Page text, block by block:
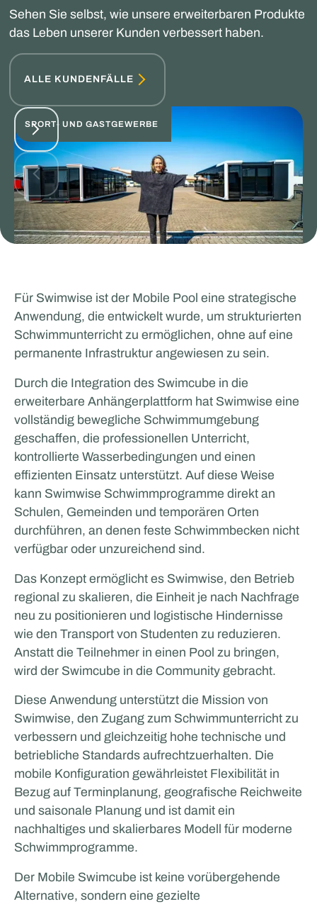
Sehen Sie selbst, wie unsere erweiterbaren Produkte
das Leben unserer Kunden verbessert haben.
ALLE KUNDENFÄLLE
SPORT- UND GASTGEWERBE
Glenn van Straalen
MOBILES ARBEITEN UND LERNEN
Odoo
VERANSTALTUNGEN UND ROADSHOW
Master XP
Für Swimwise ist der Mobile Pool eine strategische
Anwendung, die entwickelt wurde, um strukturierten
Schwimmunterricht zu ermöglichen, ohne auf eine
permanente Infrastruktur angewiesen zu sein.
Durch die Integration des Swimcube in die
erweiterbare Anhängerplattform hat Swimwise eine
vollständig bewegliche Schwimmumgebung
geschaffen, die professionellen Unterricht,
kontrollierte Wasserbedingungen und einen
effizienten Einsatz unterstützt. Auf diese Weise
kann Swimwise Schwimmprogramme direkt an
Schulen, Gemeinden und temporären Orten
durchführen, an denen feste Schwimmbecken nicht
verfügbar oder unzureichend sind.
Das Konzept ermöglicht es Swimwise, den Betrieb
regional zu skalieren, die Einheit je nach Nachfrage
neu zu positionieren und logistische Hindernisse
wie den Transport von Studenten zu reduzieren.
Anstatt die Teilnehmer in einen Pool zu bringen,
wird der Swimcube in die Community gebracht.
Diese Anwendung unterstützt die Mission von
Swimwise, den Zugang zum Schwimmunterricht zu
verbessern und gleichzeitig hohe technische und
betriebliche Standards aufrechtzuerhalten. Die
mobile Konfiguration gewährleistet Flexibilität in
Bezug auf Terminplanung, geografische Reichweite
und saisonale Planung und ist damit ein
nachhaltiges und skalierbares Modell für moderne
Schwimmprogramme.
Der Mobile Swimcube ist keine vorübergehende
Alternative, sondern eine gezielte